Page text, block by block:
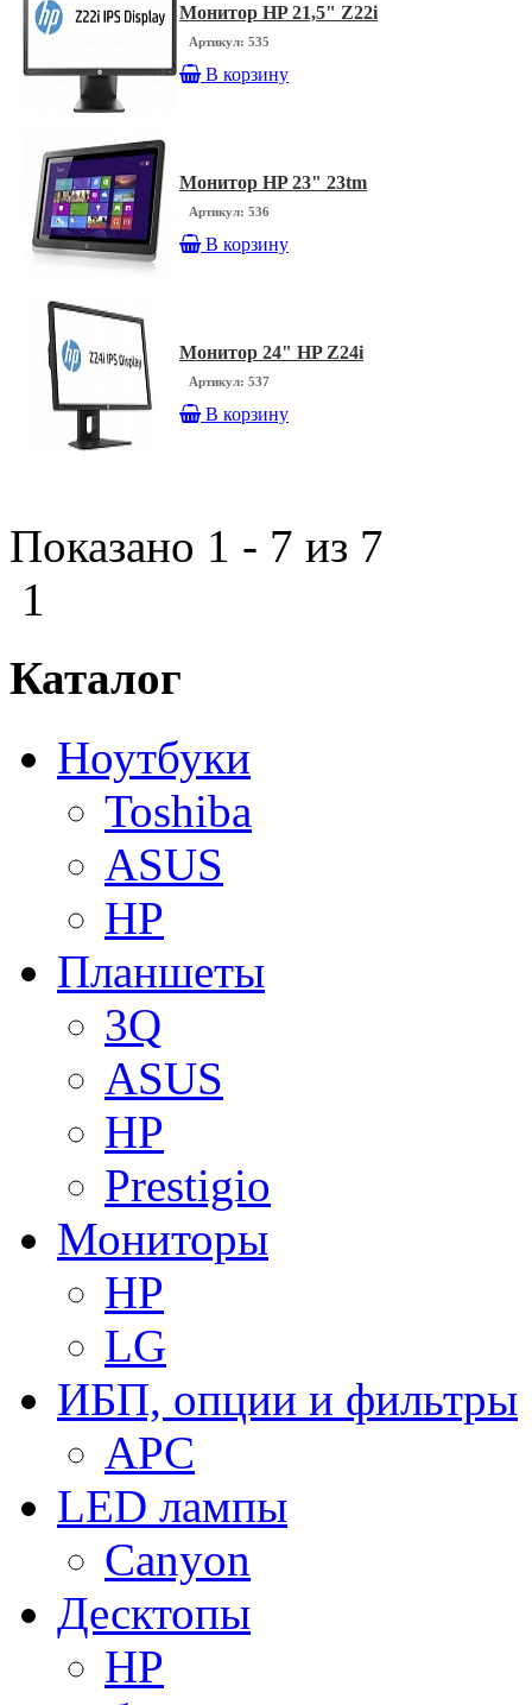
Монитор HP 21,5" Z22i
Артикул: 535
В корзину
Монитор HP 23" 23tm
Артикул: 536
В корзину
Монитор 24" HP Z24i
Артикул: 537
В корзину
Показано 1 - 7 из 7
1
Каталог
Ноутбуки
Toshiba
ASUS
HP
Планшеты
3Q
ASUS
HP
Prestigio
Мониторы
HP
LG
ИБП, опции и фильтры
APC
LED лампы
Canyon
Десктопы
HP